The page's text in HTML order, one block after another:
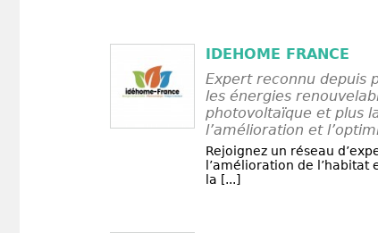
IDEHOME FRANCE
Expert reconnu depuis
les énergies
photovoltaïque et plus
l’amélioration et
Rejoignez un réseau
l’amélioration de
la [...]